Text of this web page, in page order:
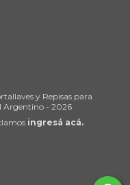
y Repisas para
Argentino - 2026
ingresá acá.